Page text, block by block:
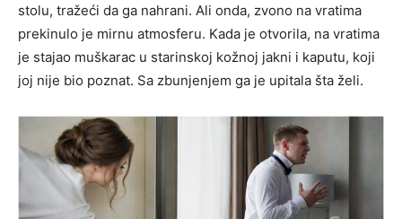
stolu, tražeći da ga nahrani. Ali onda, zvono na vratima
prekinulo je mirnu atmosferu. Kada je otvorila, na vratima
je stajao muškarac u starinskoj kožnoj jakni i kaputu, koji
joj nije bio poznat. Sa zbunjenjem ga je upitala šta želi.